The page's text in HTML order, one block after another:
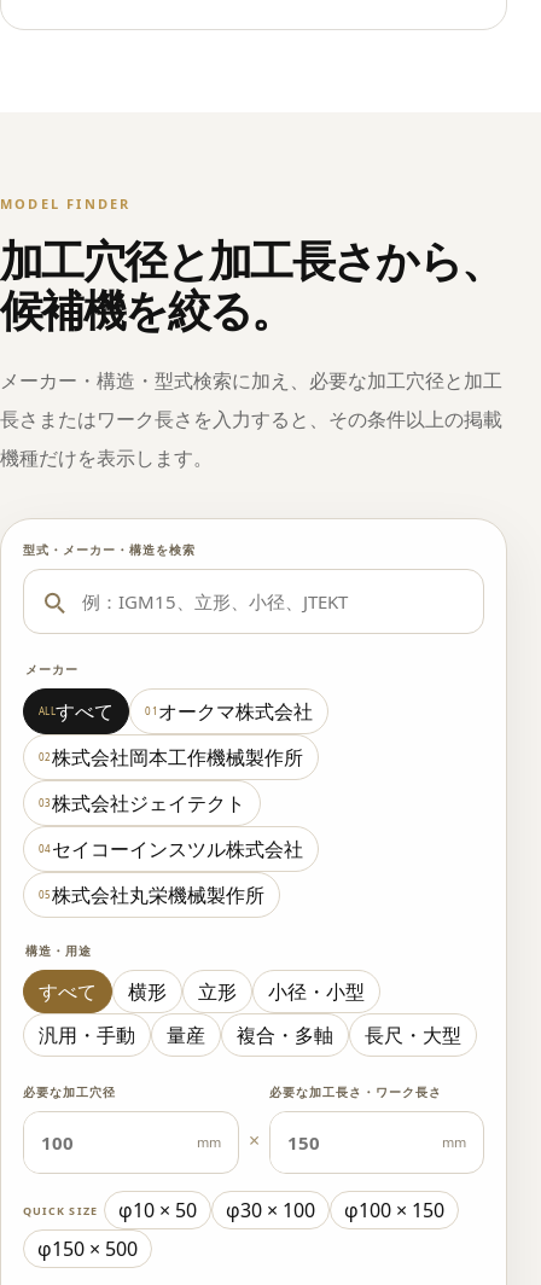
MODEL FINDER
加工穴径と加工長さから、
候補機を絞る。
メーカー・構造・型式検索に加え、必要な加工穴径と加工
長さまたはワーク長さを入力すると、その条件以上の掲載
機種だけを表示します。
型式・メーカー・構造を検索
メーカー
ALLすべて 01 オークマ株式会社
02株式会社岡本工作機械製作所
03株式会社ジェイテクト
04セイコーインスツル株式会社
05株式会社丸栄機械製作所
構造・用途
すべて 横形 立形
小径・小型
汎用・手動
量産 複合・多軸 長尺・大型
必要な加工穴径
mm ×
必要な加工長さ・ワーク長さ
mm
QUICK SIZE φ10 × 50 φ30 × 100
φ100 × 150
φ150 × 500